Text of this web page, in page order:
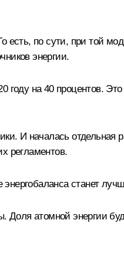
есть, по сути, при той
энергии.
на 40 процентов.
И началась отдельная
регламентов.
станет
атомной энергии